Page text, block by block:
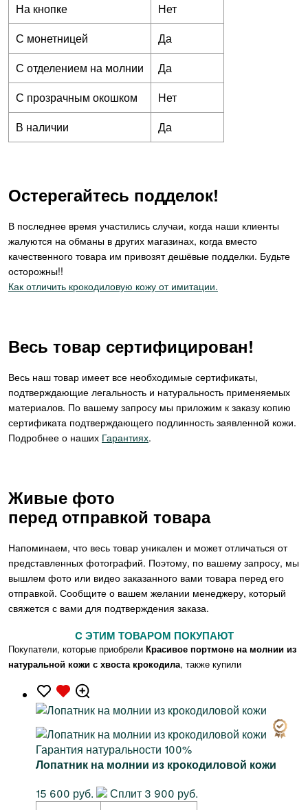
На кнопке
Нет
С монетницей
Да
С отделением на молнии
Да
С прозрачным окошком
Нет
В наличии
Да
Остерегайтесь подделок!
В последнее время участились случаи, когда наши клиенты
жалуются на обманы в других магазинах, когда вместо
качественного товара им привозят дешёвые подделки. Будьте
осторожны!!
Как отличить крокодиловую кожу от имитации.
Весь товар сертифицирован!
Весь наш товар имеет все необходимые сертификаты,
подтверждающие легальность и натуральность применяемых
материалов. По вашему запросу мы приложим к заказу копию
сертификата подтверждающего подлинность заявленной кожи.
Подробнее о наших Гарантиях.
Живые фото
перед отправкой товара
Напоминаем, что весь товар уникален и может отличаться от
представленных фотографий. Поэтому, по вашему запросу, мы
вышлем фото или видео заказанного вами товара перед его
отправкой. Сообщите о вашем желании менеджеру, который
свяжется с вами для подтверждения заказа.
C ЭТИМ ТОВАРОМ ПОКУПАЮТ
Покупатели, которые приобрели Красивое портмоне на молнии из
натуральной кожи с хвоста крокодила, также купили
Гарантия натуральности 100%
Лопатник на молнии из крокодиловой кожи
15 600 руб.
Сплит 3 900 руб.